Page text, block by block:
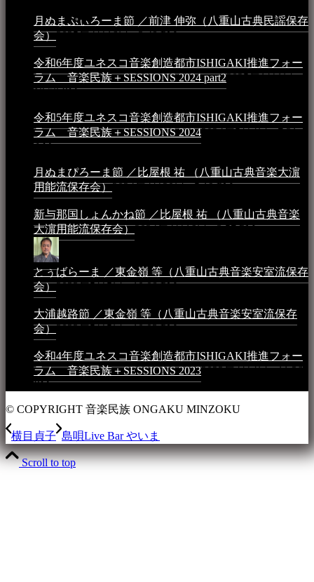
月ぬまぷぃろーま節 ／前津 伸弥（八重山古典民謡保存
会）2025年4月16日 - 3:48 PM
令和6年度ユネスコ音楽創造都市ISHIGAKI推進フォー
ラム 音楽民族＋SESSIONS 2024 part22025年1月1日 -
10:50 PM
令和5年度ユネスコ音楽創造都市ISHIGAKI推進フォー
ラム 音楽民族＋SESSIONS 20242024年5月4日 - 7:21
AM
月ぬまぴろーま節 ／比屋根 祐 （八重山古典音楽大濵
用能流保存会）2024年4月20日 - 5:19 PM
新与那国しょんかね節 ／比屋根 祐 （八重山古典音楽
大濵用能流保存会）2024年4月16日 - 3:57 PM
とぅばらーま ／東金嶺 等（八重山古典音楽安室流保存
会）2023年5月5日 - 10:08 PM
大浦越路節 ／東金嶺 等（八重山古典音楽安室流保存
会）2023年5月5日 - 10:03 PM
令和4年度ユネスコ音楽創造都市ISHIGAKI推進フォー
ラム 音楽民族＋SESSIONS 20232023年4月4日 - 11:36
PM
© COPYRIGHT 音楽民族 ONGAKU MINZOKU
横目貞子 島唄Live Bar やいま
Scroll to top